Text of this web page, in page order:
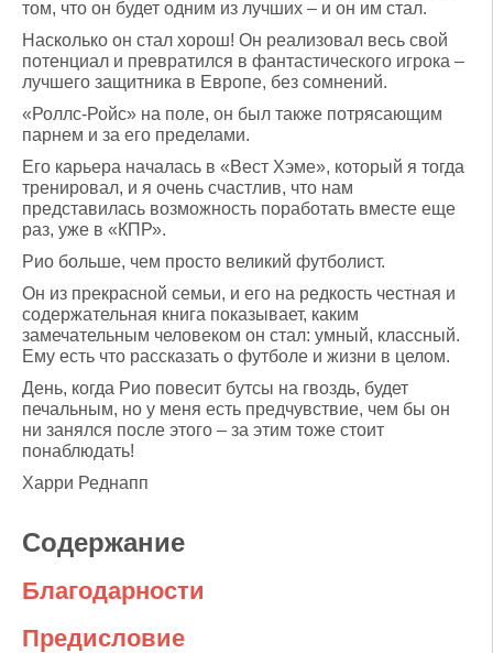
том, что он будет одним из лучших – и он им стал.
Насколько он стал хорош! Он реализовал весь свой
потенциал и превратился в фантастического игрока –
лучшего защитника в Европе, без сомнений.
«Роллс-Ройс» на поле, он был также потрясающим
парнем и за его пределами.
Его карьера началась в «Вест Хэме», который я тогда
тренировал, и я очень счастлив, что нам
представилась возможность поработать вместе еще
раз, уже в «КПР».
Рио больше, чем просто великий футболист.
Он из прекрасной семьи, и его на редкость честная и
содержательная книга показывает, каким
замечательным человеком он стал: умный, классный.
Ему есть что рассказать о футболе и жизни в целом.
День, когда Рио повесит бутсы на гвоздь, будет
печальным, но у меня есть предчувствие, чем бы он
ни занялся после этого – за этим тоже стоит
понаблюдать!
Харри Реднапп
Содержание
Благодарности
Предисловие